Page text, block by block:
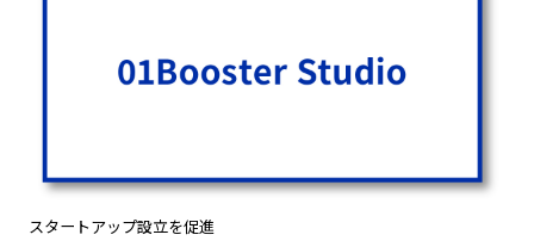
スタートアップ設立を促進